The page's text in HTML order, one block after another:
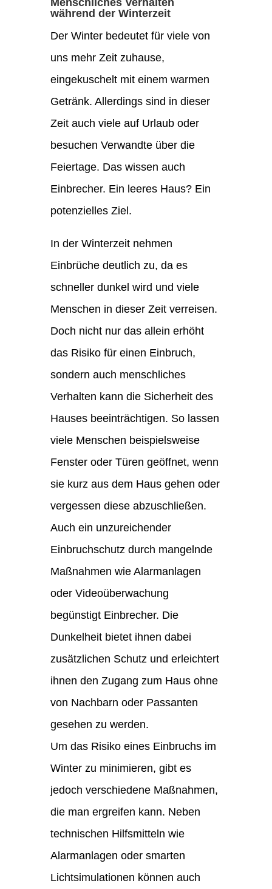
Menschliches Verhalten
während der Winterzeit
Der Winter bedeutet für viele von
uns mehr Zeit zuhause,
eingekuschelt mit einem warmen
Getränk. Allerdings sind in dieser
Zeit auch viele auf Urlaub oder
besuchen Verwandte über die
Feiertage. Das wissen auch
Einbrecher. Ein leeres Haus? Ein
potenzielles Ziel.
In der Winterzeit nehmen
Einbrüche deutlich zu, da es
schneller dunkel wird und viele
Menschen in dieser Zeit verreisen.
Doch nicht nur das allein erhöht
das Risiko für einen Einbruch,
sondern auch menschliches
Verhalten kann die Sicherheit des
Hauses beeinträchtigen. So lassen
viele Menschen beispielsweise
Fenster oder Türen geöffnet, wenn
sie kurz aus dem Haus gehen oder
vergessen diese abzuschließen.
Auch ein unzureichender
Einbruchschutz durch mangelnde
Maßnahmen wie Alarmanlagen
oder Videoüberwachung
begünstigt Einbrecher. Die
Dunkelheit bietet ihnen dabei
zusätzlichen Schutz und erleichtert
ihnen den Zugang zum Haus ohne
von Nachbarn oder Passanten
gesehen zu werden.
Um das Risiko eines Einbruchs im
Winter zu minimieren, gibt es
jedoch verschiedene Maßnahmen,
die man ergreifen kann. Neben
technischen Hilfsmitteln wie
Alarmanlagen oder smarten
Lichtsimulationen können auch